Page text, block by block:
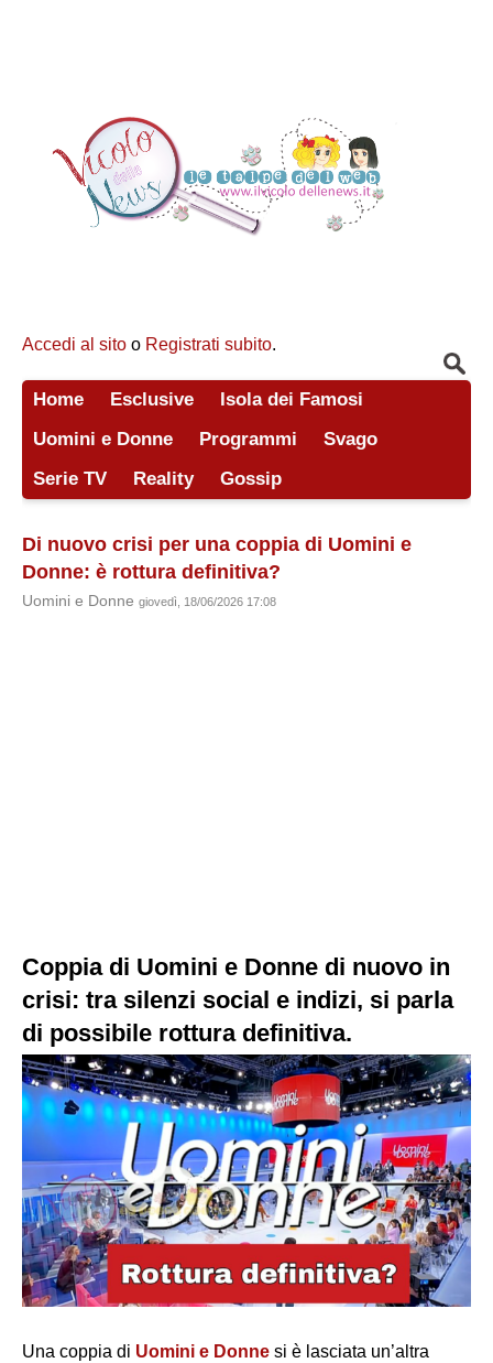
Accedi al sito o Registrati subito.
Home Esclusive
Isola dei Famosi
Uomini e Donne
Programmi
Svago
Serie TV
Reality Gossip
Di nuovo crisi per una coppia di Uomini e
Donne: è rottura definitiva?
Uomini e Donne giovedì, 18/06/2026 17:08
Coppia di Uomini e Donne di nuovo in
crisi: tra silenzi social e indizi, si parla
di possibile rottura definitiva.
Una coppia di Uomini e Donne si è lasciata un’altra